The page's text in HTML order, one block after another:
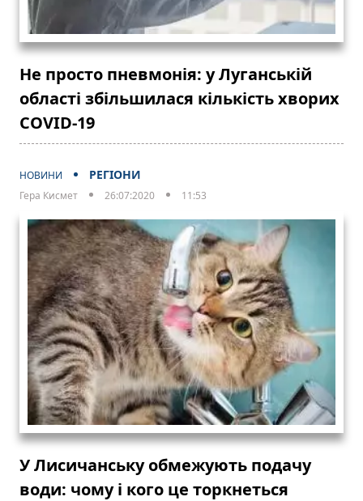
Не просто пневмонія: у Луганській
області збільшилася кількість хворих
COVID-19
НОВИНИ РЕГІОНИ
Гера Кисмет 26:07:2020 11:53
У Лисичанську обмежують подачу
води: чому і кого це торкнеться